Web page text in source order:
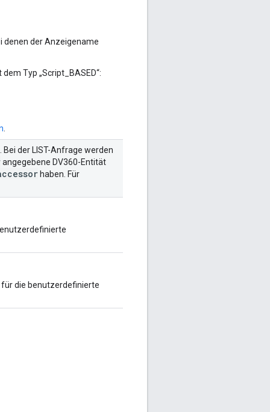
denen der Anzeigename
Typ „Script_BASED“:
der LIST-Anfrage werden
angegebene DV360-Entität
haben. Für
für die benutzerdefinierte